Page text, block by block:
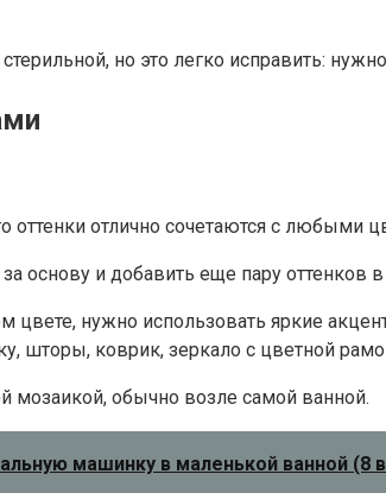
но это легко исправить:
оттенки отлично сочетаются с любыми
основу и добавить еще пару оттенков
нужно использовать яркие
шторы, коврик, зеркало с цветной
мозаикой, обычно возле самой ванной.
машинку в маленькой ванной (8